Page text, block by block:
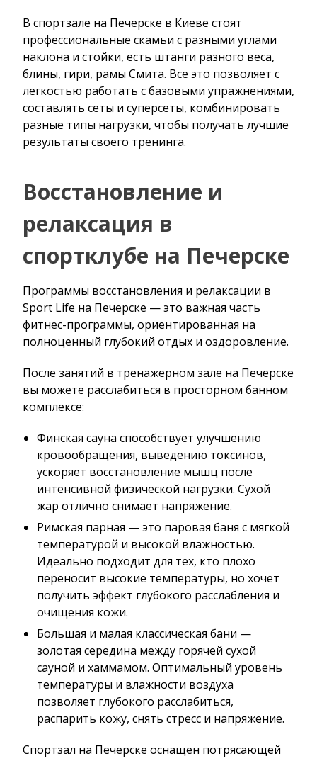
В спортзале на Печерске в Киеве стоят
профессиональные скамьи с разными углами
наклона и стойки, есть штанги разного веса,
блины, гири, рамы Смита. Все это позволяет с
легкостью работать с базовыми упражнениями,
составлять сеты и суперсеты, комбинировать
разные типы нагрузки, чтобы получать лучшие
результаты своего тренинга.
Восстановление и
релаксация в
спортклубе на Печерске
Программы восстановления и релаксации в
Sport Life на Печерске — это важная часть
фитнес-программы, ориентированная на
полноценный глубокий отдых и оздоровление.
После занятий в тренажерном зале на Печерске
вы можете расслабиться в просторном банном
комплексе:
Финская сауна способствует улучшению
кровообращения, выведению токсинов,
ускоряет восстановление мышц после
интенсивной физической нагрузки. Сухой
жар отлично снимает напряжение.
Римская парная — это паровая баня с мягкой
температурой и высокой влажностью.
Идеально подходит для тех, кто плохо
переносит высокие температуры, но хочет
получить эффект глубокого расслабления и
очищения кожи.
Большая и малая классическая бани —
золотая середина между горячей сухой
сауной и хаммамом. Оптимальный уровень
температуры и влажности воздуха
позволяет глубокого расслабиться,
распарить кожу, снять стресс и напряжение.
Спортзал на Печерске оснащен потрясающей